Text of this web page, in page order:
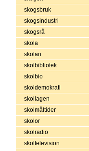
skogsbruk
skogsindustri
skogsrå
skola
skolan
skolbibliotek
skolbio
skoldemokrati
skollagen
skolmåltider
skolor
skolradio
skoltelevision